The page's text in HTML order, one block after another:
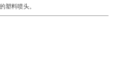
塑料喷头。